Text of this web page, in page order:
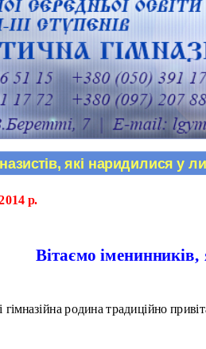
які наридилися у
р.
Вітаємо іменинників,
гімназійна родина традиційно